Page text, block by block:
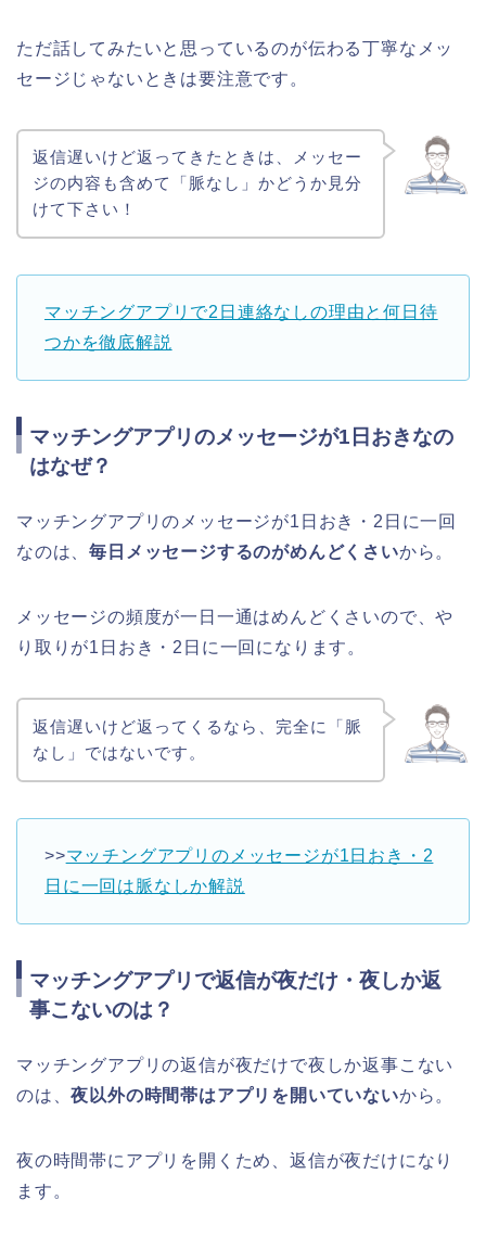
ただ話してみたいと思っているのが伝わる丁寧なメッ
セージじゃないときは要注意です。
返信遅いけど返ってきたときは、メッセー
ジの内容も含めて「脈なし」かどうか見分
けて下さい！
マッチングアプリで2日連絡なしの理由と何日待
つかを徹底解説
マッチングアプリのメッセージが1日おきなの
はなぜ？
マッチングアプリのメッセージが1日おき・2日に一回
なのは、毎日メッセージするのがめんどくさいから。
メッセージの頻度が一日一通はめんどくさいので、や
り取りが1日おき・2日に一回になります。
返信遅いけど返ってくるなら、完全に「脈
なし」ではないです。
>>マッチングアプリのメッセージが1日おき・2
日に一回は脈なしか解説
マッチングアプリで返信が夜だけ・夜しか返
事こないのは？
マッチングアプリの返信が夜だけで夜しか返事こない
のは、夜以外の時間帯はアプリを開いていないから。
夜の時間帯にアプリを開くため、返信が夜だけになり
ます。